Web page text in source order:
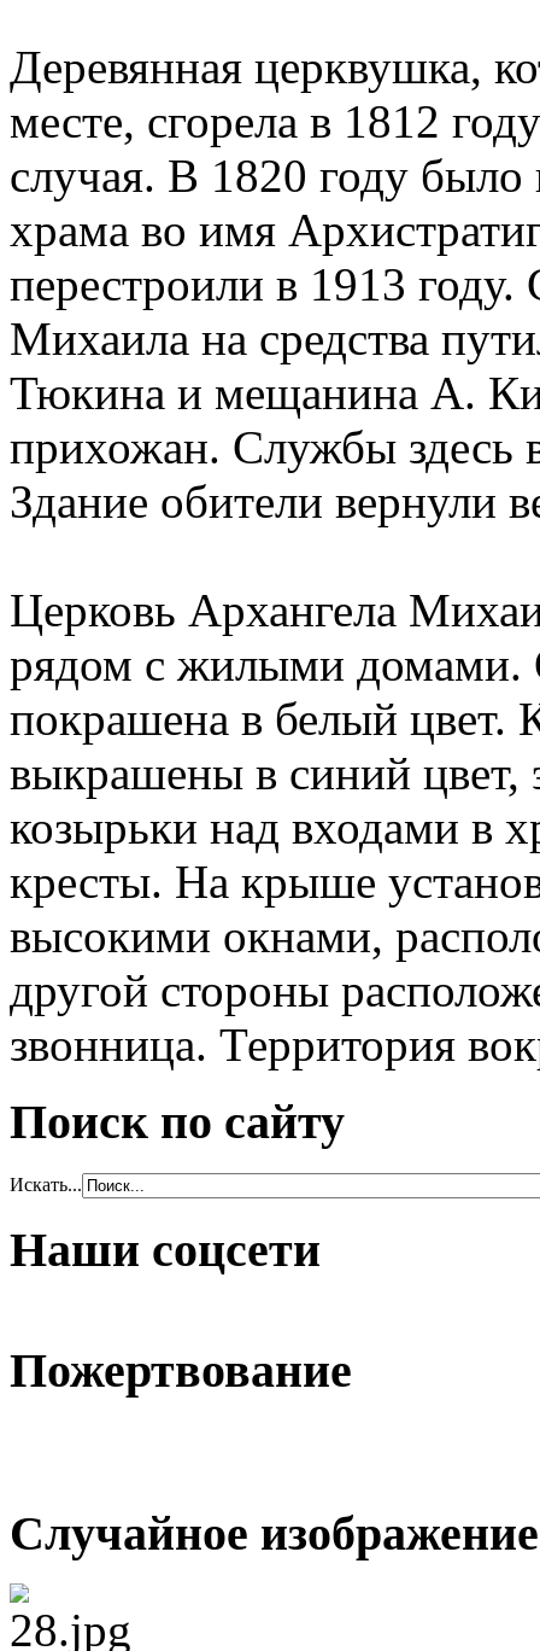
Деревянная церквушка,
месте, сгорела в 1812
случая. В 1820 году было
храма во имя
перестроили в 1913
Михаила на средства
Тюкина и мещанина А.
прихожан. Службы здесь
Здание обители вернули
Церковь Архангела
рядом с жилыми домами.
покрашена в белый
выкрашены в синий
козырьки над входами в
кресты. На крыше
высокими окнами,
другой стороны
звонница. Территория
Поиск по сайту
Искать...
Наши соцсети
Пожертвование
Случайное изображение